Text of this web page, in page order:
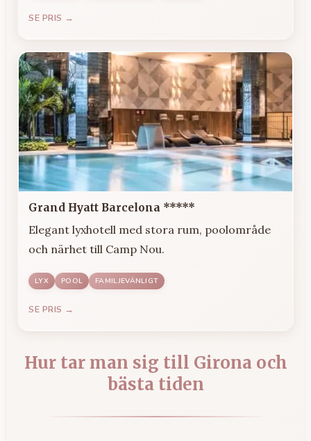
SE PRIS →
Grand Hyatt Barcelona *****
Elegant lyxhotell med stora rum, poolområde
och närhet till Camp Nou.
LYX POOL FAMILJEVÄNLIGT
SE PRIS →
Hur tar man sig till Girona och
bästa tiden